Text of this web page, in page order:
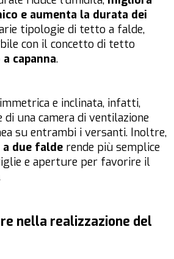
e aumenta la durata dei
tipologie di tetto a falde,
con il concetto di tetto
capanna.
e inclinata, infatti,
una camera di ventilazione
su entrambi i versanti. Inoltre,
due falde rende più semplice
e aperture per favorire il
nella realizzazione del